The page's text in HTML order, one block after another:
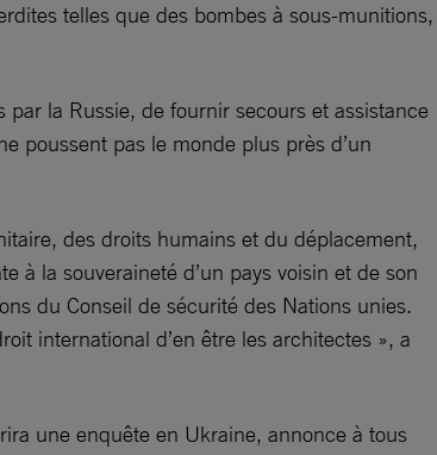
telles que des bombes à sous-munitions,
la Russie, de fournir secours et assistance
poussent pas le monde plus près d’un
des droits humains et du déplacement,
à la souveraineté d’un pays voisin et de son
du Conseil de sécurité des Nations unies.
international d’en être les architectes », a
une enquête en Ukraine, annonce à tous